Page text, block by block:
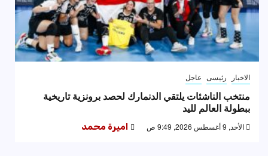
الاخبار رئيسى عاجل
منتخب الناشئات يلتقي الدنمارك لحصد برونزية تاريخية
ببطولة العالم لليد
الأحد, 9 أغسطس 2026, 9:49 ص اميرة محمد